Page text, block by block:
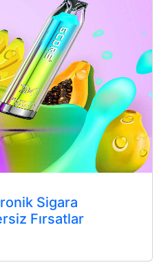
Sigara
Fırsatlar